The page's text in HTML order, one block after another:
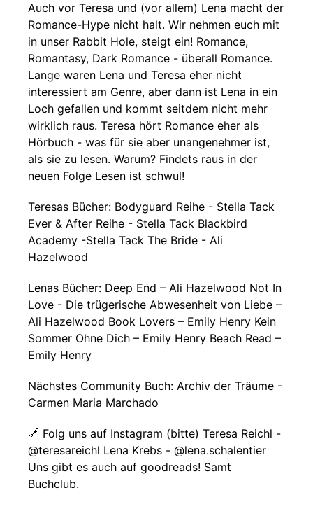
Auch vor Teresa und (vor allem) Lena macht der
Romance-Hype nicht halt. Wir nehmen euch mit
in unser Rabbit Hole, steigt ein! Romance,
Romantasy, Dark Romance - überall Romance.
Lange waren Lena und Teresa eher nicht
interessiert am Genre, aber dann ist Lena in ein
Loch gefallen und kommt seitdem nicht mehr
wirklich raus. Teresa hört Romance eher als
Hörbuch - was für sie aber unangenehmer ist,
als sie zu lesen. Warum? Findets raus in der
neuen Folge Lesen ist schwul!
Teresas Bücher: Bodyguard Reihe - Stella Tack
Ever & After Reihe - Stella Tack Blackbird
Academy -Stella Tack The Bride - Ali
Hazelwood
Lenas Bücher: Deep End – Ali Hazelwood Not In
Love - Die trügerische Abwesenheit von Liebe –
Ali Hazelwood Book Lovers – Emily Henry Kein
Sommer Ohne Dich – Emily Henry Beach Read –
Emily Henry
Nächstes Community Buch: Archiv der Träume -
Carmen Maria Marchado
🔗 Folg uns auf Instagram (bitte) Teresa Reichl -
@teresareichl Lena Krebs - @lena.schalentier
Uns gibt es auch auf goodreads! Samt
Buchclub.